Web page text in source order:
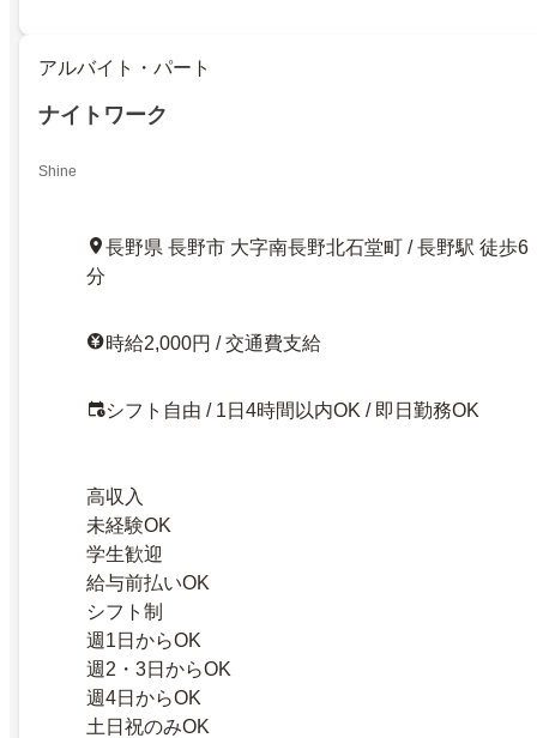
アルバイト・パート
ナイトワーク
Shine
長野県 長野市 大字南長野北石堂町 / 長野駅 徒歩6
分
時給2,000円 / 交通費支給
シフト自由 / 1日4時間以内OK / 即日勤務OK
高収入
未経験OK
学生歓迎
給与前払いOK
シフト制
週1日からOK
週2・3日からOK
週4日からOK
土日祝のみOK